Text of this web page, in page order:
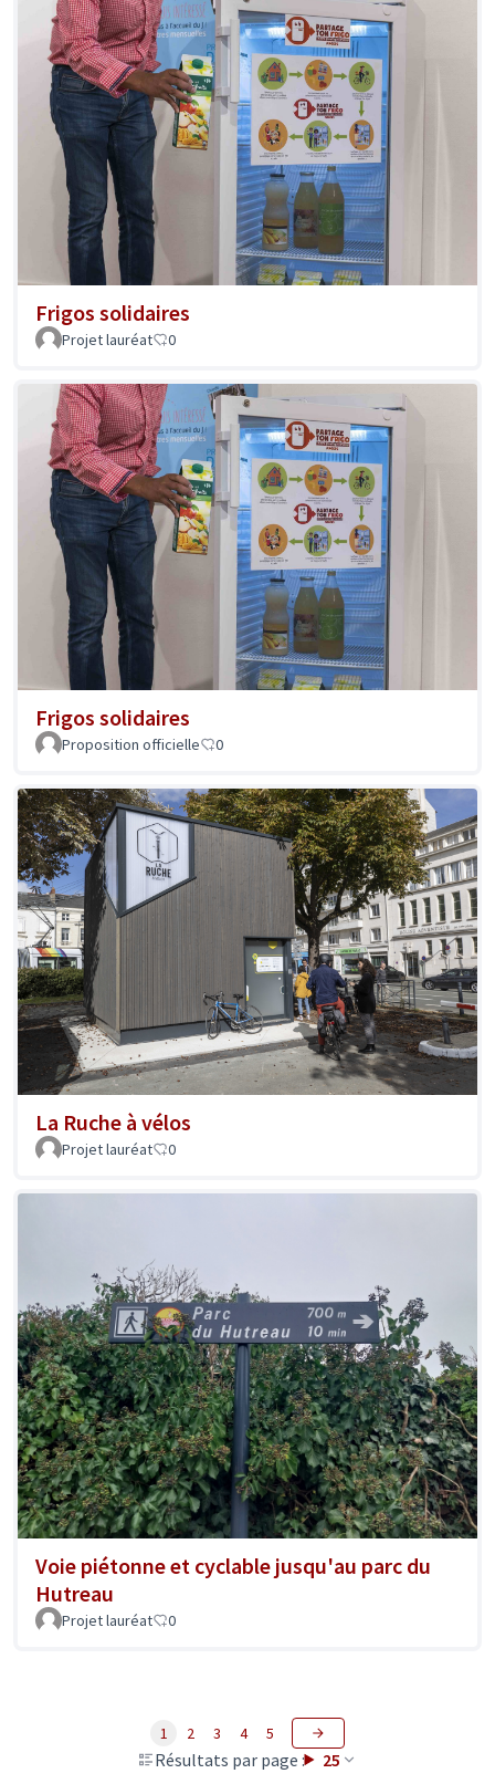
Frigos solidaires
Projet lauréat 0
Frigos solidaires
Proposition officielle 0
La Ruche à vélos
Projet lauréat 0
Voie piétonne et cyclable jusqu'au parc du
Hutreau
Projet lauréat 0
Résultats par page : 25
1 2 3 4 5